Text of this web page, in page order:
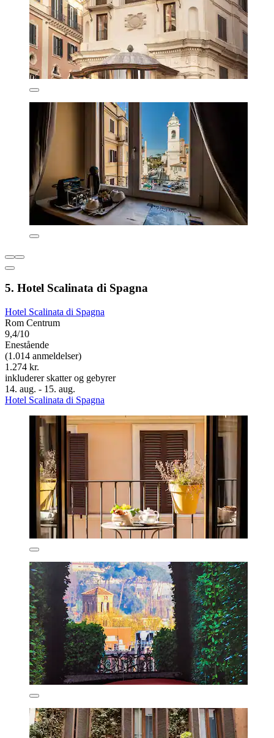
5. Hotel Scalinata di Spagna
Hotel Scalinata di Spagna
Rom Centrum
9,4/10
Enestående
(1.014 anmeldelser)
1.274 kr.
inkluderer skatter og gebyrer
14. aug. - 15. aug.
Hotel Scalinata di Spagna